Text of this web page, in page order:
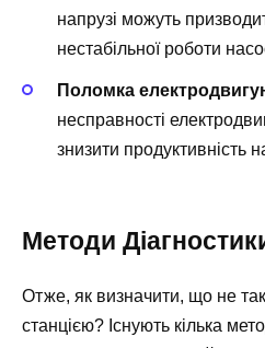
напрузі можуть
нестабільної роботи
Поломка
несправності
знизити продуктивність
Методи
Отже, як визначити, що не
станцією? Існують кілька